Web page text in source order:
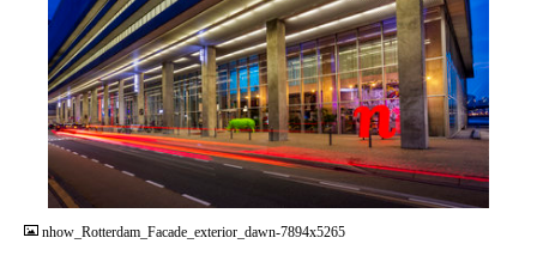
JPG
nhow_Rotterdam_Facade_exterior_dawn-7894x5265